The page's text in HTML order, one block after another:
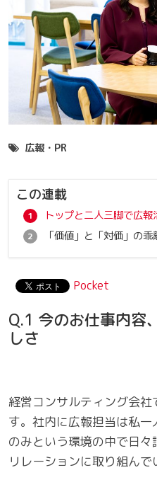
広報・PR
この連載
「価値」と「対価」の
Pocket
Q.1 今のお仕事内容
しさ
経営コンサルティング会
す。社内に広報担当は私
のみという環境の中で日
リレーションに取り組んで